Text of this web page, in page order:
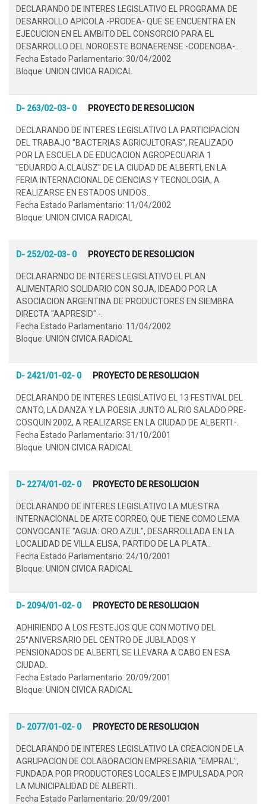
DECLARANDO DE INTERES LEGISLATIVO EL PROGRAMA DE
DESARROLLO APICOLA -PRODEA- QUE SE ENCUENTRA EN
EJECUCION EN EL AMBITO DEL CONSORCIO PARA EL
DESARROLLO DEL NOROESTE BONAERENSE -CODENOBA-..
Fecha Estado Parlamentario: 30/04/2002
Bloque: UNION CIVICA RADICAL
D- 263/02-03- 0 PROYECTO DE RESOLUCION
DECLARANDO DE INTERES LEGISLATIVO LA PARTICIPACION
DEL TRABAJO "BACTERIAS AGRICULTORAS", REALIZADO
POR LA ESCUELA DE EDUCACION AGROPECUARIA 1
"EDUARDO A.CLAUSZ" DE LA CIUDAD DE ALBERTI, EN LA
FERIA INTERNACIONAL DE CIENCIAS Y TECNOLOGIA, A
REALIZARSE EN ESTADOS UNIDOS..
Fecha Estado Parlamentario: 11/04/2002
Bloque: UNION CIVICA RADICAL
D- 252/02-03- 0 PROYECTO DE RESOLUCION
DECLARARNDO DE INTERES LEGISLATIVO EL PLAN
ALIMENTARIO SOLIDARIO CON SOJA, IDEADO POR LA
ASOCIACION ARGENTINA DE PRODUCTORES EN SIEMBRA
DIRECTA "AAPRESID".-.
Fecha Estado Parlamentario: 11/04/2002
Bloque: UNION CIVICA RADICAL
D- 2421/01-02- 0 PROYECTO DE RESOLUCION
DECLARANDO DE INTERES LEGISLATIVO EL 13 FESTIVAL DEL
CANTO, LA DANZA Y LA POESIA JUNTO AL RIO SALADO PRE-
COSQUIN 2002, A REALIZARSE EN LA CIUDAD DE ALBERTI.-.
Fecha Estado Parlamentario: 31/10/2001
Bloque: UNION CIVICA RADICAL
D- 2274/01-02- 0 PROYECTO DE RESOLUCION
DECLARANDO DE INTERES LEGISLATIVO LA MUESTRA
INTERNACIONAL DE ARTE CORREO, QUE TIENE COMO LEMA
CONVOCANTE "AGUA: ORO AZUL", DESARROLLADA EN LA
LOCALIDAD DE VILLA ELISA, PARTIDO DE LA PLATA..
Fecha Estado Parlamentario: 24/10/2001
Bloque: UNION CIVICA RADICAL
D- 2094/01-02- 0 PROYECTO DE RESOLUCION
ADHIRIENDO A LOS FESTEJOS QUE CON MOTIVO DEL
25°ANIVERSARIO DEL CENTRO DE JUBILADOS Y
PENSIONADOS DE ALBERTI, SE LLEVARA A CABO EN ESA
CIUDAD..
Fecha Estado Parlamentario: 20/09/2001
Bloque: UNION CIVICA RADICAL
D- 2077/01-02- 0 PROYECTO DE RESOLUCION
DECLARANDO DE INTERES LEGISLATIVO LA CREACION DE LA
AGRUPACION DE COLABORACION EMPRESARIA "EMPRAL",
FUNDADA POR PRODUCTORES LOCALES E IMPULSADA POR
LA MUNICIPALIDAD DE ALBERTI..
Fecha Estado Parlamentario: 20/09/2001